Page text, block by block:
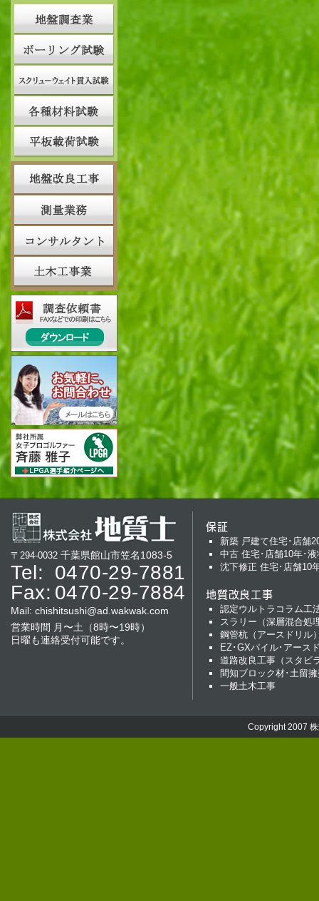
〒294-0032 千葉県館山市笠名1083-5
Tel:
0470-29-7881
Fax: 0470-29-7884
Mail: chishitsushi@ad.wakwak.com
営業時間 月〜土（8時〜19時）
日曜も連絡受付可能です。
保証
新築 戸建て住宅･店舗
中古 住宅･店舗10年･液
沈下修正 住宅･店舗10
地質改良工事
認定ウルトラコラム工
スラリー（深層混合処
鋼管杭（アースドリル
EZ･GXパイル･アース
道路改良工事（スタビ
間知ブロック材･土留
一般土木工事
Copyright 2007